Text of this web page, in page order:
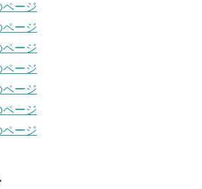
ージ
ージ
ージ
ージ
ージ
ージ
ージ